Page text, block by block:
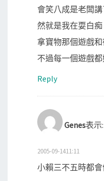
會笑八成是老闆
然就是我在耍白痴
拿寶物那個遊戲
不過每一個遊戲
Reply
Genes表示:
2005-09-1411:11
小賴三不五時都會